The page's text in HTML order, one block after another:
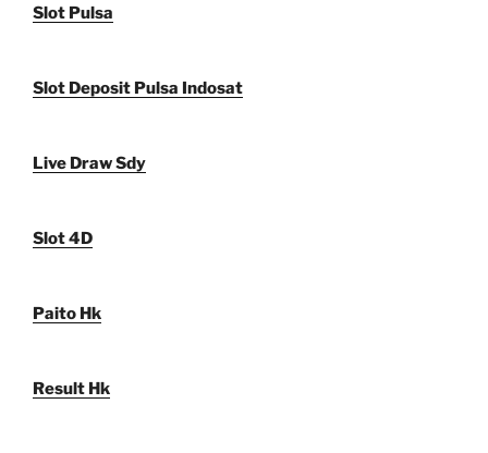
Slot Pulsa
Slot Deposit Pulsa Indosat
Live Draw Sdy
Slot 4D
Paito Hk
Result Hk